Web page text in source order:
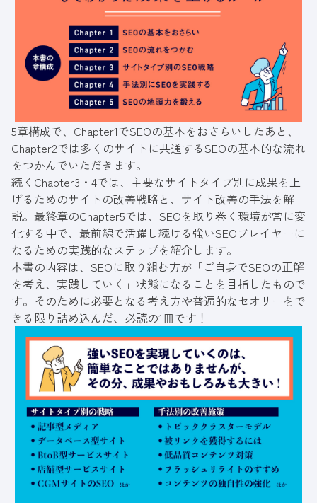
5章構成で、Chapter1でSEOの基本をおさらいしたあと、
Chapter2では多くのサイトに共通するSEOの基本的な流れ
をつかんでいただきます。
続くChapter3・4では、主要なサイトタイプ別に成果を上
げるためのサイトの改善戦略と、サイト改善の手法を解
説。最終章のChapter5では、SEOを取り巻く環境が常に変
化する中で、最前線で活躍し続ける強いSEOプレイヤーに
なるための実践的なステップを紹介します。
本書の内容は、SEOに取り組む方が「ご自身でSEOの正解
を考え、実践していく」状態になることを目指したもので
す。そのために必要となる考え方や普遍的なセオリーをで
きる限り詰め込んだ、必読の1冊です！